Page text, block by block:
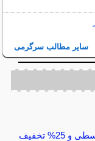
سایر مطالب سرگرمی
پرداخت قسطی و 25% تخفیف